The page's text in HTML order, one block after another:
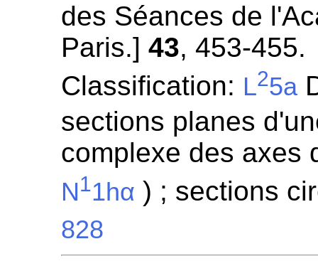
des Séances de
Paris.]43, 453-455.
Classification: L25a
sections planes
complexe des axes
N11hα ) ; sections
828